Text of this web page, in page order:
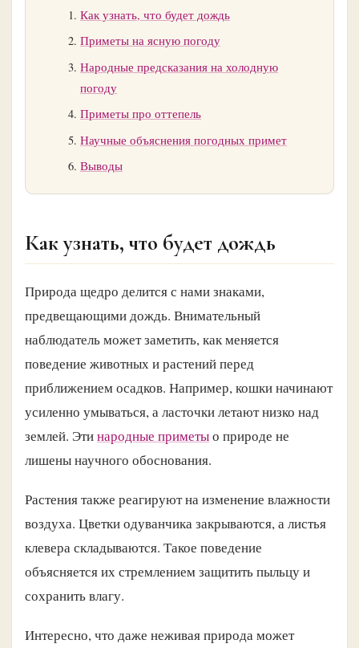
Как узнать, что будет дождь
Приметы на ясную погоду
Народные предсказания на холодную
погоду
Приметы про оттепель
Научные объяснения погодных примет
Выводы
Как узнать, что будет дождь
Природа щедро делится с нами знаками,
предвещающими дождь. Внимательный
наблюдатель может заметить, как меняется
поведение животных и растений перед
приближением осадков. Например, кошки начинают
усиленно умываться, а ласточки летают низко над
землей. Этинародные приметыо природе не
лишены научного обоснования.
Растения также реагируют на изменение влажности
воздуха. Цветки одуванчика закрываются, а листья
клевера складываются. Такое поведение
объясняется их стремлением защитить пыльцу и
сохранить влагу.
Интересно, что даже неживая природа может